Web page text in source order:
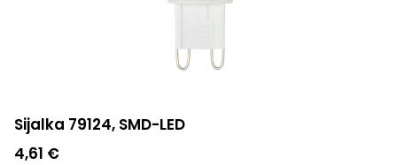
Sijalka 79124, SMD-LED
4,61 €